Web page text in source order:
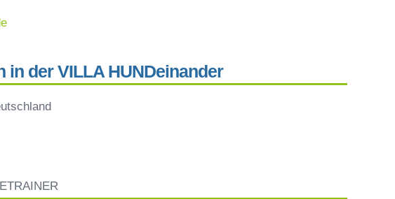
der VILLA HUNDeinander